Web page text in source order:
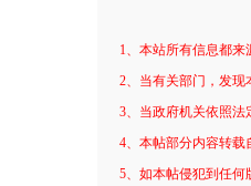
1、本站所有信息都
2、当有关部门，发
3、当政府机关依照法
4、本帖部分内容转
5、如本帖侵犯到任